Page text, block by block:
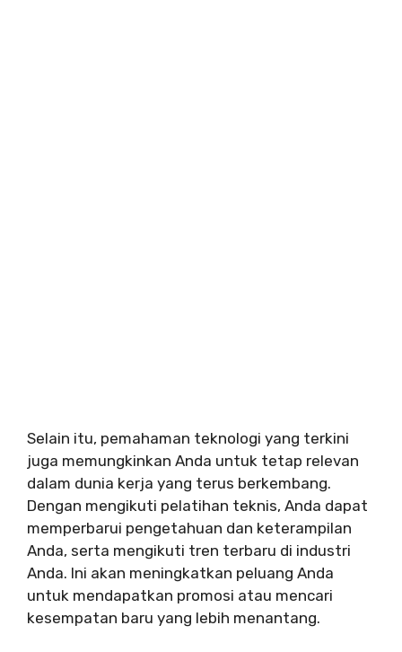
Selain itu, pemahaman teknologi yang terkini
juga memungkinkan Anda untuk tetap relevan
dalam dunia kerja yang terus berkembang.
Dengan mengikuti pelatihan teknis, Anda dapat
memperbarui pengetahuan dan keterampilan
Anda, serta mengikuti tren terbaru di industri
Anda. Ini akan meningkatkan peluang Anda
untuk mendapatkan promosi atau mencari
kesempatan baru yang lebih menantang.